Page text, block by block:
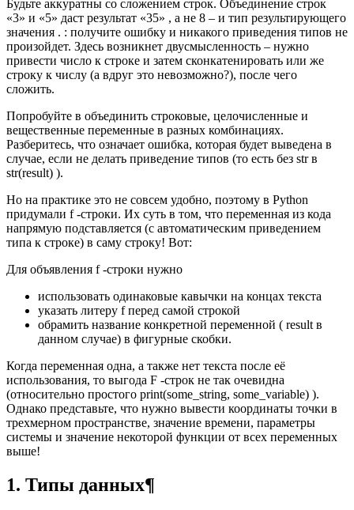
Будьте аккуратны со сложением строк. Объединение строк
«3» и «5» даст результат «35» , а не 8 – и тип результирующего
значения . : получите ошибку и никакого приведения типов не
произойдет. Здесь возникнет двусмысленность – нужно
привести число к строке и затем сконкатенировать или же
строку к числу (а вдруг это невозможно?), после чего
сложить.
Попробуйте в объединить строковые, целочисленные и
вещественные переменные в разных комбинациях.
Разберитесь, что означает ошибка, которая будет выведена в
случае, если не делать приведение типов (то есть без str в
str(result) ).
Но на практике это не совсем удобно, поэтому в Python
придумали f -строки. Их суть в том, что переменная из кода
напрямую подставляется (с автоматическим приведением
типа к строке) в саму строку! Вот:
Для объявления f -строки нужно
использовать одинаковые кавычки на концах текста
указать литеру f перед самой строкой
обрамить название конкретной переменной ( result в
данном случае) в фигурные скобки.
Когда переменная одна, а также нет текста после её
использования, то выгода F -строк не так очевидна
(относительно простого print(some_string, some_variable) ).
Однако представьте, что нужно вывести координаты точки в
трехмерном пространстве, значение времени, параметры
системы и значение некоторой функции от всех переменных
выше!
1. Типы данных¶